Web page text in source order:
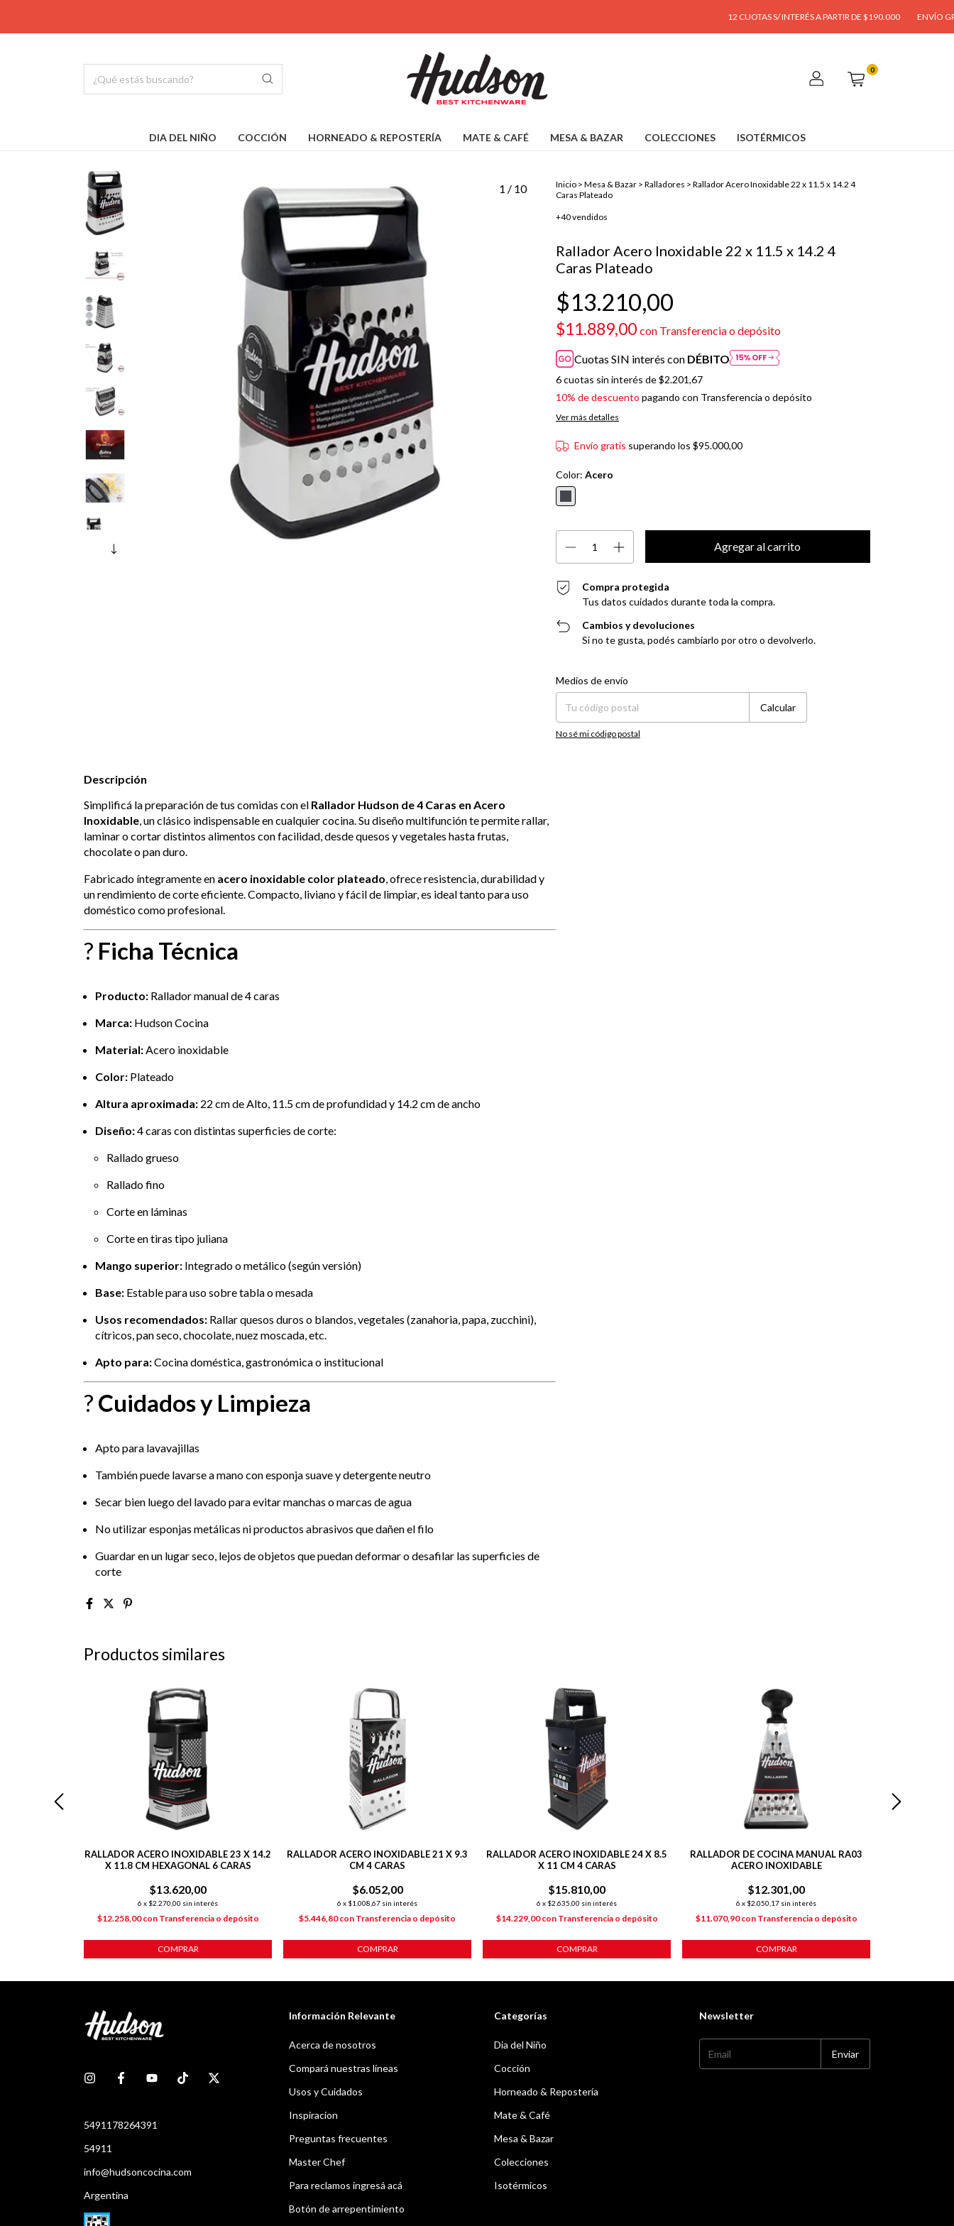
12 CUOTAS S/ INTERÉS A PARTIR DE $190.000 ENVÍO GRATIS A
0
DIA DEL NIÑO COCCIÓN HORNEADO & REPOSTERÍA MATE & CAFÉ MESA & BAZAR COLECCIONES ISOTÉRMICOS
1 / 10 Inicio > Mesa & Bazar > Ralladores > Rallador Acero Inoxidable 22 x 11.5 x 14.2 4
Caras Plateado
+40 vendidos
Rallador Acero Inoxidable 22 x 11.5 x 14.2 4
Caras Plateado
$13.210,00
$11.889,00 con Transferencia o depósito
Cuotas SIN interés con DÉBITO
6cuotas sin interés de$2.201,67
10% de descuento pagando con Transferencia o depósito
Ver más detalles
Envío gratis superando los$95.000,00
Color: Acero
Compra protegida
Tus datos cuidados durante toda la compra.
Cambios y devoluciones
Si no te gusta, podés cambiarlo por otro o devolverlo.
Entregas para el CP:
Medios de envío
Calcular
No sé mi código postal
Descripción
Simplificá la preparación de tus comidas con el Rallador Hudson de 4 Caras en Acero
Inoxidable, un clásico indispensable en cualquier cocina. Su diseño multifunción te permite rallar,
laminar o cortar distintos alimentos con facilidad, desde quesos y vegetales hasta frutas,
chocolate o pan duro.
Fabricado íntegramente en acero inoxidable color plateado, ofrece resistencia, durabilidad y
un rendimiento de corte eficiente. Compacto, liviano y fácil de limpiar, es ideal tanto para uso
doméstico como profesional.
? Ficha Técnica
Producto: Rallador manual de 4 caras
Marca: Hudson Cocina
Material:Acero inoxidable
Color: Plateado
Altura aproximada: 22 cm de Alto, 11.5 cm de profundidad y 14.2 cm de ancho
Diseño:4 caras con distintas superficies de corte:
Rallado grueso
Rallado fino
Corte en láminas
Corte en tiras tipo juliana
Mango superior: Integrado o metálico (según versión)
Base: Estable para uso sobre tabla o mesada
Usos recomendados: Rallar quesos duros o blandos, vegetales (zanahoria, papa, zucchini),
cítricos, pan seco, chocolate, nuez moscada, etc.
Apto para:Cocina doméstica, gastronómica o institucional
? Cuidados y Limpieza
Apto para lavavajillas
También puede lavarse a mano con esponja suave y detergente neutro
Secar bien luego del lavado para evitar manchas o marcas de agua
No utilizar esponjas metálicas ni productos abrasivos que dañen el filo
Guardar en un lugar seco, lejos de objetos que puedan deformar o desafilar las superficies de
corte
Productos similares
RALLADOR ACERO INOXIDABLE 23 X 14.2
X 11.8 CM HEXAGONAL 6 CARAS
$13.620,00
6 x $2.270,00 sin interés
$12.258,00con Transferencia o depósito
COMPRAR
RALLADOR ACERO INOXIDABLE 21 X 9.3
CM 4 CARAS
$6.052,00
6 x $1.008,67 sin interés
$5.446,80con Transferencia o depósito
COMPRAR
RALLADOR ACERO INOXIDABLE 24 X 8.5
X 11 CM 4 CARAS
$15.810,00
6 x $2.635,00 sin interés
$14.229,00con Transferencia o depósito
COMPRAR
RALLADOR DE COCINA MANUAL RA03
ACERO INOXIDABLE
$12.301,00
6 x $2.050,17 sin interés
$11.070,90con Transferencia o depósito
COMPRAR
5491178264391
54911
info@hudsoncocina.com
Argentina
Información Relevante
Acerca de nosotros
Compará nuestras líneas
Usos y Cuidados
Inspiracion
Preguntas frecuentes
Master Chef
Para reclamos ingresá acá
Botón de arrepentimiento
Categorías
Dia del Niño
Cocción
Horneado & Repostería
Mate & Café
Mesa & Bazar
Colecciones
Isotérmicos
Newsletter